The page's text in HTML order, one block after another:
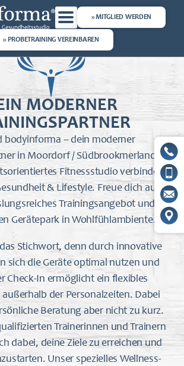
» MITGLIED WERDEN
» PROBETRAINING VEREINBAREN
MODERNER
bodyinforma – dein moderner
in Moordorf / Südbrookmerland.
Fitnessstudio verbinden
& Lifestyle. Freue dich auf
Trainingsangebot und
Gerätepark in Wohlfühlambiente.
Stichwort, denn durch innovative
sich die Geräte optimal nutzen und
Check-In ermöglicht ein flexibles
der Personalzeiten. Dabei
Beratung aber nicht zu kurz.
Trainerinnen und Trainern
dabei, deine Ziele zu erreichen und
Unser spezielles Wellness-